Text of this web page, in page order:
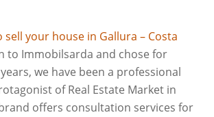
sell your house in Gallura – Costa
to Immobilsarda and chose for
we have been a professional
of Real Estate Market in
offers consultation services for